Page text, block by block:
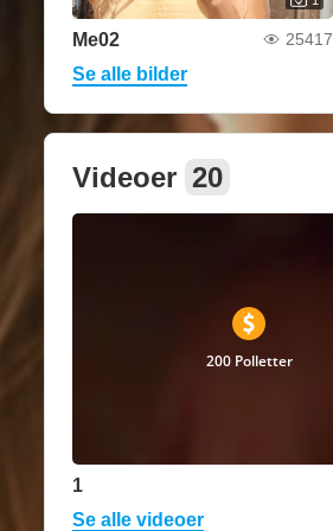
Me02 25417
Se alle bilder
Videoer 20
200 Polletter
1
Se alle videoer